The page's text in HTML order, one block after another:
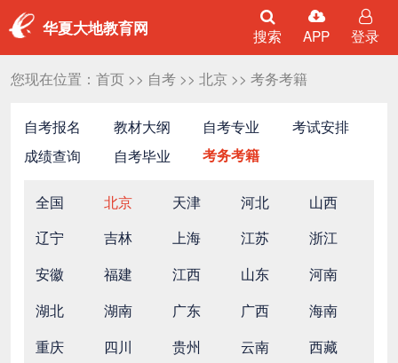
华夏大地教育网 搜索 APP 登录
您现在位置： 首页>> 自考>> 北京>> 考务考籍
自考报名 教材大纲 自考专业
考试安排
成绩查询
自考毕业 考务考籍
全国 北京 天津 河北
山西
辽宁
吉林 上海 江苏
浙江
安徽
福建 江西 山东
河南
湖北
湖南 广东 广西
海南
重庆
四川 贵州 云南
西藏